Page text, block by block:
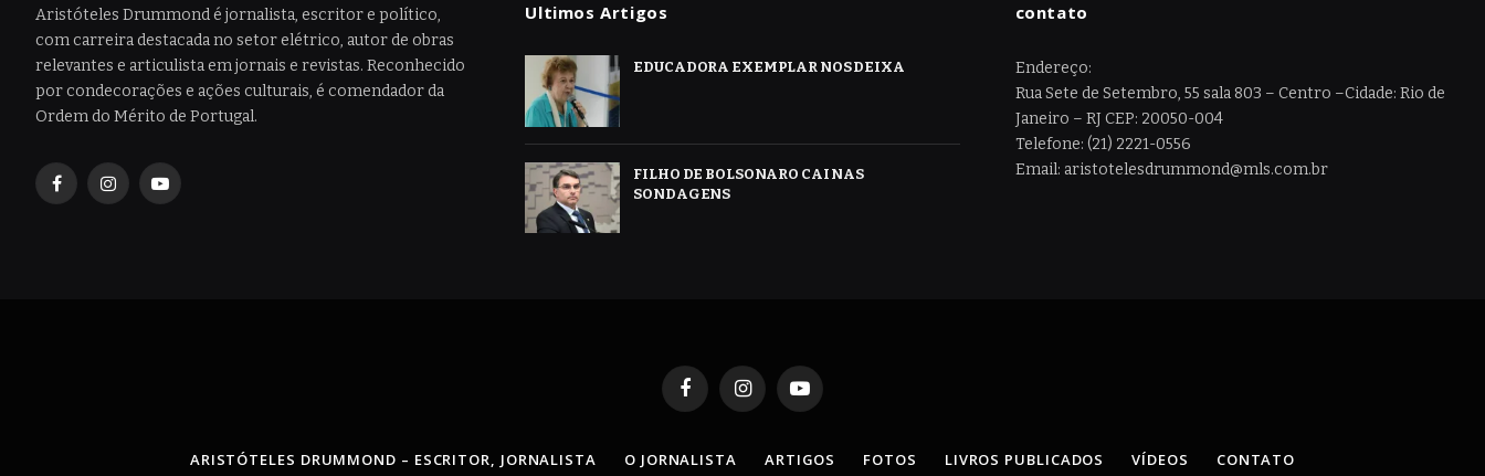
Aristóteles Drummond é jornalista, escritor e político,
com carreira destacada no setor elétrico, autor de obras
relevantes e articulista em jornais e revistas. Reconhecido
por condecorações e ações culturais, é comendador da
Ordem do Mérito de Portugal.
FacebookInstagramYouTube
Ultimos Artigos
EDUCADORA EXEMPLAR NOS DEIXA
FILHO DE BOLSONARO CAI NAS
SONDAGENS
contato
Endereço:
Rua Sete de Setembro, 55 sala 803 – Centro –Cidade: Rio de
Janeiro – RJ CEP: 20050-004
Telefone: (21) 2221-0556
Email: aristotelesdrummond@mls.com.br
FacebookInstagramYouTube
ARISTÓTELES DRUMMOND – ESCRITOR, JORNALISTA O JORNALISTA ARTIGOS FOTOS LIVROS PUBLICADOS VÍDEOS CONTATO